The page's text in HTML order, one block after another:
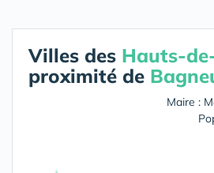
Villes des Hauts-
proximité de
Maire :